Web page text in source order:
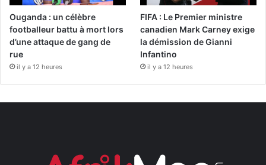
Ouganda : un célèbre
footballeur battu à mort lors
d’une attaque de gang de
rue
il y a 12 heures
FIFA : Le Premier ministre
canadien Mark Carney exige
la démission de Gianni
Infantino
il y a 12 heures